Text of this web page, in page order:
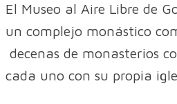
El Museo al Aire Libre de
un complejo monástico
decenas de monasterios
cada uno con su propia